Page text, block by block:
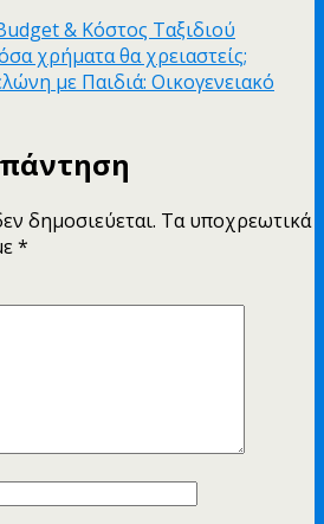
& Κόστος Ταξιδιού
χρήματα θα χρειαστείς;
με Παιδιά: Οικογενειακό
δημοσιεύεται. Τα υποχρεωτικά
*